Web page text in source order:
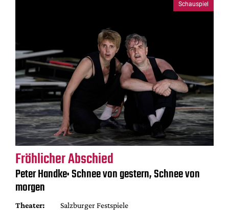
Schauspiel
Fröhlicher Abschied
Peter Handke: Schnee von gestern, Schnee von
morgen
Theater:
Salzburger Festspiele